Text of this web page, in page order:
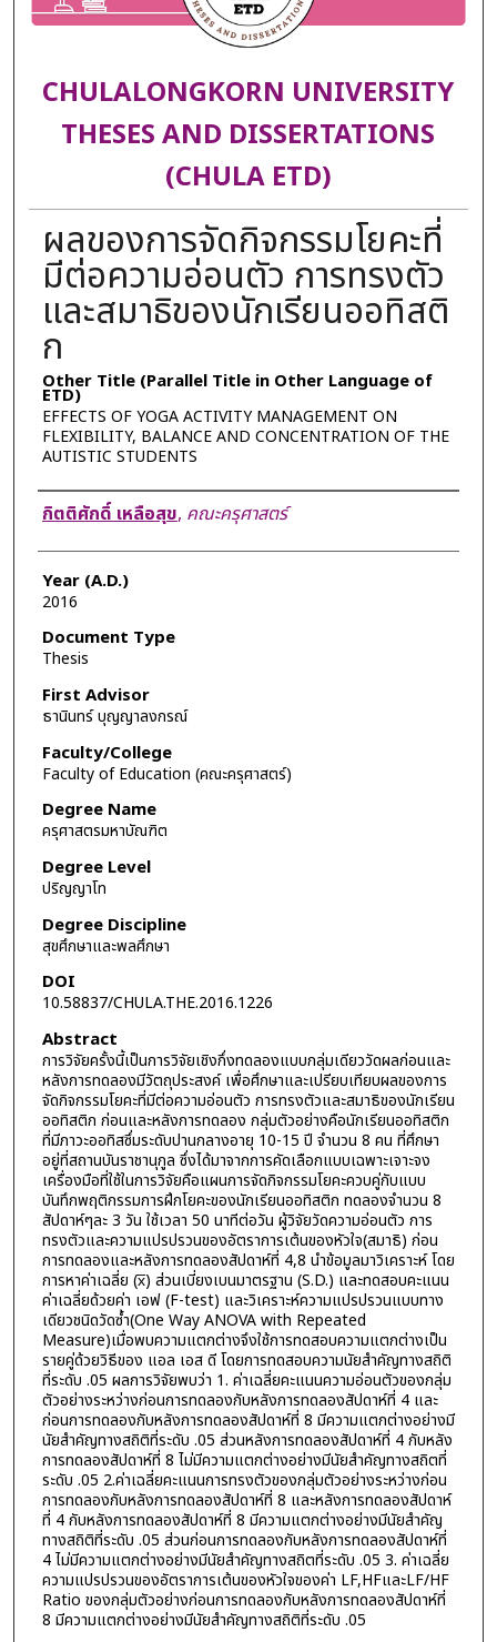
CHULALONGKORN UNIVERSITY
THESES AND DISSERTATIONS
(CHULA ETD)
ผลของการจัดกิจกรรมโยคะที่
มีต่อความอ่อนตัว การทรงตัว
และสมาธิของนักเรียนออทิสติ
ก
Other Title (Parallel Title in Other Language of
ETD)
EFFECTS OF YOGA ACTIVITY MANAGEMENT ON
FLEXIBILITY, BALANCE AND CONCENTRATION OF THE
AUTISTIC STUDENTS
Author
กิตติศักดิ์ เหลือสุข, คณะครุศาสตร์
Year (A.D.)
2016
Document Type
Thesis
First Advisor
ธานินทร์ บุญญาลงกรณ์
Faculty/College
Faculty of Education (คณะครุศาสตร์)
Degree Name
ครุศาสตรมหาบัณฑิต
Degree Level
ปริญญาโท
Degree Discipline
สุขศึกษาและพลศึกษา
DOI
10.58837/CHULA.THE.2016.1226
Abstract
การวิจัยครั้งนี้เป็นการวิจัยเชิงกึ่งทดลองแบบกลุ่มเดียววัดผลก่อนและ
หลังการทดลองมีวัตถุประสงค์ เพื่อศึกษาและเปรียบเทียบผลของการ
จัดกิจกรรมโยคะที่มีต่อความอ่อนตัว การทรงตัวและสมาธิของนักเรียน
ออทิสติก ก่อนและหลังการทดลอง กลุ่มตัวอย่างคือนักเรียนออทิสติก
ที่มีภาวะออทิสซึ่มระดับปานกลางอายุ 10-15 ปี จำนวน 8 คน ที่ศึกษา
อยู่ที่สถานบันราชานุกูล ซึ่งได้มาจากการคัดเลือกแบบเฉพาะเจาะจง
เครื่องมือที่ใช้ในการวิจัยคือแผนการจัดกิจกรรมโยคะควบคู่กับแบบ
บันทึกพฤติกรรมการฝึกโยคะของนักเรียนออทิสติก ทดลองจำนวน 8
สัปดาห์ๆละ 3 วัน ใช้เวลา 50 นาทีต่อวัน ผู้วิจัยวัดความอ่อนตัว การ
ทรงตัวและความแปรปรวนของอัตราการเต้นของหัวใจ(สมาธิ) ก่อน
การทดลองและหลังการทดลองสัปดาห์ที่ 4,8 นำข้อมูลมาวิเคราะห์ โดย
การหาค่าเฉลี่ย (x̅) ส่วนเบี่ยงเบนมาตรฐาน (S.D.) และทดสอบคะแนน
ค่าเฉลี่ยด้วยค่า เอฟ (F-test) และวิเคราะห์ความแปรปรวนแบบทาง
เดียวชนิดวัดซ้ำ(One Way ANOVA with Repeated
Measure)เมื่อพบความแตกต่างจึงใช้การทดสอบความแตกต่างเป็น
รายคู่ด้วยวิธีของ แอล เอส ดี โดยการทดสอบความนัยสำคัญทางสถิติ
ที่ระดับ .05 ผลการวิจัยพบว่า 1. ค่าเฉลี่ยคะแนนความอ่อนตัวของกลุ่ม
ตัวอย่างระหว่างก่อนการทดลองกับหลังการทดลองสัปดาห์ที่ 4 และ
ก่อนการทดลองกับหลังการทดลองสัปดาห์ที่ 8 มีความแตกต่างอย่างมี
นัยสำคัญทางสถิติที่ระดับ .05 ส่วนหลังการทดลองสัปดาห์ที่ 4 กับหลัง
การทดลองสัปดาห์ที่ 8 ไม่มีความแตกต่างอย่างมีนัยสำคัญทางสถิตที่
ระดับ .05 2.ค่าเฉลี่ยคะแนนการทรงตัวของกลุ่มตัวอย่างระหว่างก่อน
การทดลองกับหลังการทดลองสัปดาห์ที่ 8 และหลังการทดลองสัปดาห์
ที่ 4 กับหลังการทดลองสัปดาห์ที่ 8 มีความแตกต่างอย่างมีนัยสำคัญ
ทางสถิติที่ระดับ .05 ส่วนก่อนการทดลองกับหลังการทดลองสัปดาห์ที่
4 ไม่มีความแตกต่างอย่างมีนัยสำคัญทางสถิตที่ระดับ .05 3. ค่าเฉลี่ย
ความแปรปรวนของอัตราการเต้นของหัวใจของค่า LF,HFและLF/HF
Ratio ของกลุ่มตัวอย่างก่อนการทดลองกับหลังการทดลองสัปดาห์ที่
8 มีความแตกต่างอย่างมีนัยสำคัญทางสถิติที่ระดับ .05